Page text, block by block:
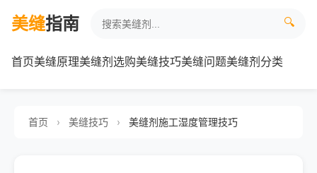
美缝指南
首页美缝原理美缝剂选购美缝技巧美缝问题美缝剂分类
🔍
首页 › 美缝技巧 › 美缝剂施工湿度管理技巧